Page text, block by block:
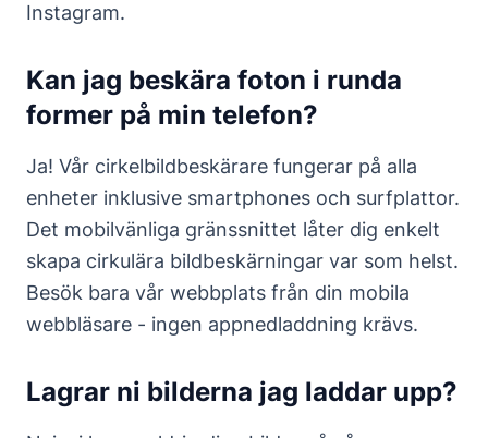
Instagram.
Kan jag beskära foton i runda
former på min telefon?
Ja! Vår cirkelbildbeskärare fungerar på alla
enheter inklusive smartphones och surfplattor.
Det mobilvänliga gränssnittet låter dig enkelt
skapa cirkulära bildbeskärningar var som helst.
Besök bara vår webbplats från din mobila
webbläsare - ingen appnedladdning krävs.
Lagrar ni bilderna jag laddar upp?